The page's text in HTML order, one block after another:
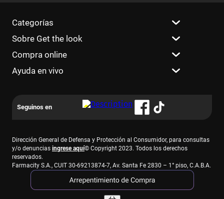
Categorías
Sobre Get the look
Compra online
Ayuda en vivo
Dirección General de Defensa y Protección al Consumidor, para consultas
y/o denuncias ingrese aquí© Copyright 2023. Todos los derechos
reservados.
Farmacity S.A., CUIT 30-69213874-7, Av. Santa Fe 2830 – 1° piso, C.A.B.A.